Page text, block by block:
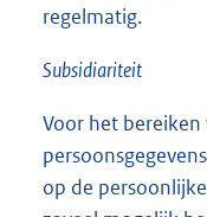
regelmatig.
Subsidiariteit
Voor het
op de